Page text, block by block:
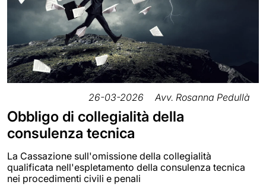
26-03-2026 Avv. Rosanna Pedullà
Obbligo di collegialità della
consulenza tecnica
La Cassazione sull'omissione della collegialità
qualificata nell'espletamento della consulenza tecnica
nei procedimenti civili e penali